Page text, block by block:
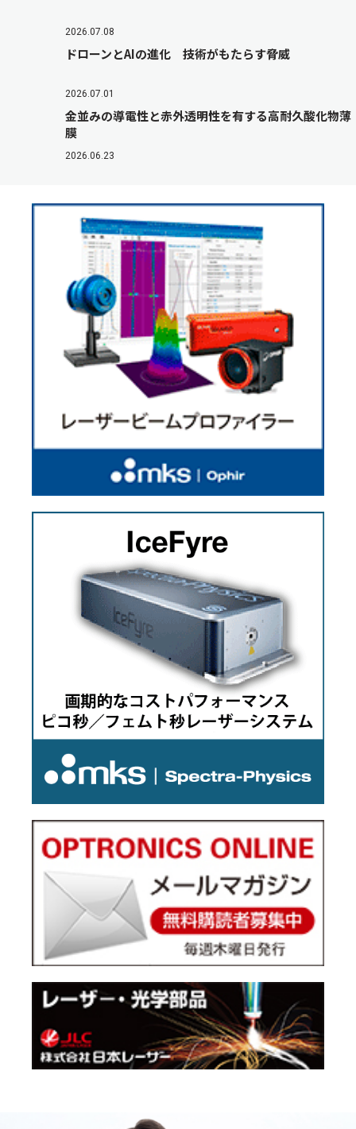
2026.07.08
ドローンとAIの進化 技術がもたらす脅威
2026.07.01
金並みの導電性と赤外透明性を有する高耐久酸化物薄
膜
2026.06.23